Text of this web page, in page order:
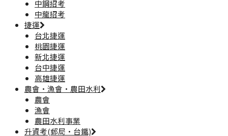
中鋼招考
中龍招考
捷運
台北捷運
桃園捷運
新北捷運
台中捷運
高雄捷運
農會·漁會·農田水利
農會
漁會
農田水利事業
升資考(郵局·台鐵)